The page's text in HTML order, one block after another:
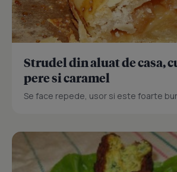
Strudel din aluat de casa,
pere si caramel
Se face repede, usor si este foarte